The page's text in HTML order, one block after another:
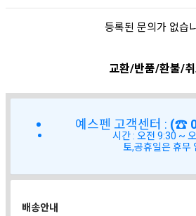
등록된 문의가 없습
교환/반품/환불/
예스펜 고객센터 : (☎
시간 : 오전 9:30 ~
토,공휴일은 휴무
배송안내